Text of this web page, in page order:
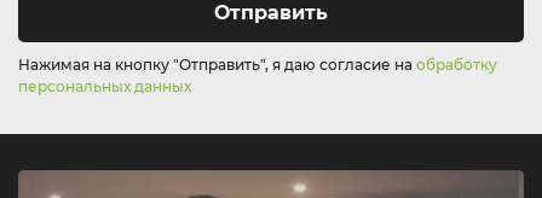
Отправить
Нажимая на кнопку "Отправить", я даю согласие на обработку
персональных данных